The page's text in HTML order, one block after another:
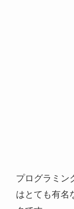
プログラミン
はとても有名